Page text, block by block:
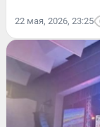
22 мая, 2026, 23:25